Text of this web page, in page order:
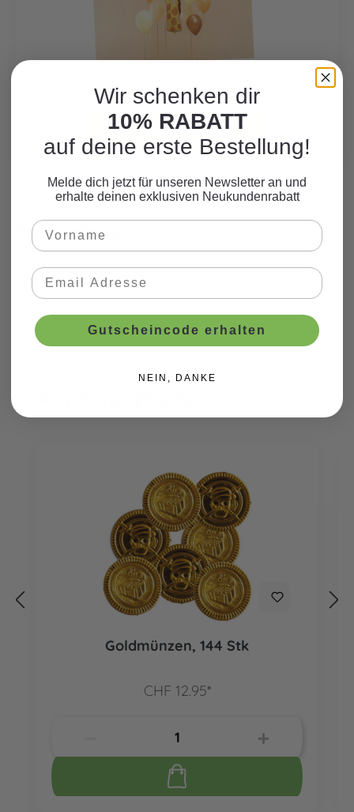
zum Motto.
WEITERE PRODUKTE
Beschreibung
Goldmünzen, 144 Stk
CHF 12.95*
Wir schenken dir
10% RABATT
auf deine erste Bestellung!
Melde dich jetzt für unseren Newsletter an und
erhalte deinen exklusiven Neukundenrabatt
Gutscheincode erhalten
NEIN, DANKE